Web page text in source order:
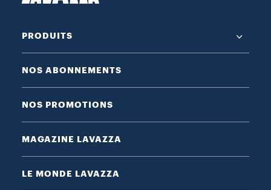
PRODUITS
NOS ABONNEMENTS
NOS PROMOTIONS
MAGAZINE LAVAZZA
LE MONDE LAVAZZA